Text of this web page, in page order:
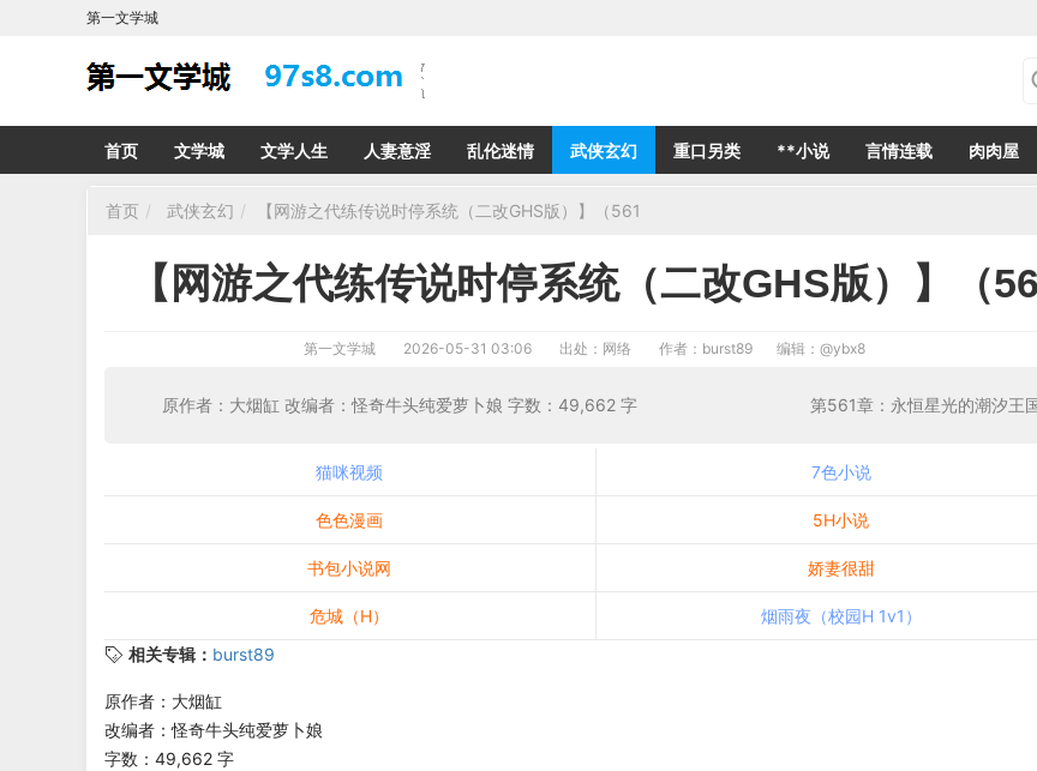
第一文学城
首页 文学城 文学人生 人妻意淫 乱伦迷情 武侠玄幻 重口另类 **小说 言情连载 肉肉屋
首页 武侠玄幻 【网游之代练传说时停系统（二改GHS版）】（561
【网游之代练传说时停系统（二改GHS版）】（
第一文学城 2026-05-31 03:06 出处：网络 作者：burst89 编辑： @ybx8
原作者：大烟缸 改编者：怪奇牛头纯爱萝卜娘 字数：49,662 字 第561章：永恒星光的潮汐王
猫咪视频 7色小说
色色漫画 5H小说
书包小说网 娇妻很甜
危城（H）
烟雨夜（校园H 1v1）
相关专辑： burst89
原作者：大烟缸
改编者：怪奇牛头纯爱萝卜娘
字数：49,662 字